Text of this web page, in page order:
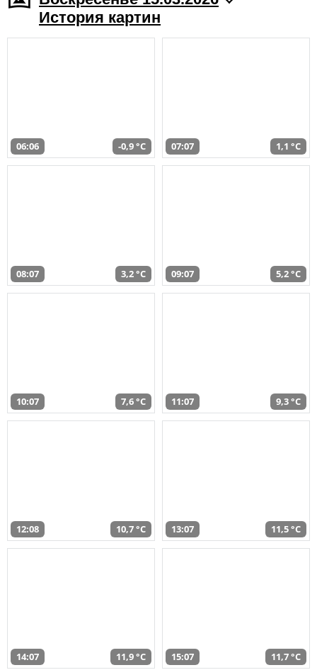
История картин
06:06 -0,9 °C 07:07 1,1 °C
08:07 3,2 °C 09:07 5,2 °C
10:07 7,6 °C 11:07 9,3 °C
12:08 10,7 °C 13:07 11,5 °C
14:07 11,9 °C 15:07 11,7 °C